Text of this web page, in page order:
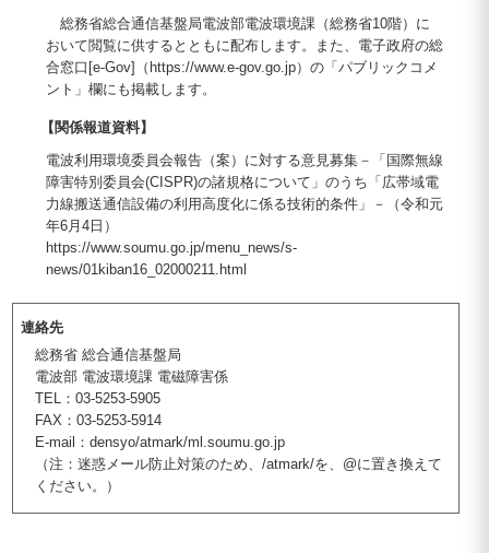
総務省総合通信基盤局電波部電波環境課（総務省10階）に
おいて閲覧に供するとともに配布します。また、電子政府の総
合窓口[e-Gov]（https://www.e-gov.go.jp）の「パブリックコメ
ント」欄にも掲載します。
【関係報道資料】
電波利用環境委員会報告（案）に対する意見募集－「国際無線
障害特別委員会(CISPR)の諸規格について」のうち「広帯域電
力線搬送通信設備の利用高度化に係る技術的条件」－（令和元
年6月4日）
https://www.soumu.go.jp/menu_news/s-
news/01kiban16_02000211.html
連絡先
総務省 総合通信基盤局
電波部 電波環境課 電磁障害係
TEL：03-5253-5905
FAX：03-5253-5914
E-mail：densyo/atmark/ml.soumu.go.jp
（注：迷惑メール防止対策のため、/atmark/を、@に置き換えて
ください。）